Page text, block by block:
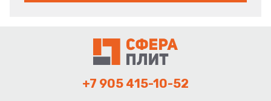
+7 905 415-10-52